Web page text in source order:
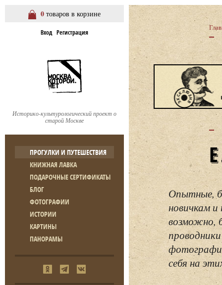
0 товаров в корзине
Вход Регистрация
Историко-культурологический проект о
старой Москве
ПРОГУЛКИ И ПУТЕШЕСТВИЯ
КНИЖНАЯ ЛАВКА
ПОДАРОЧНЫЕ СЕРТИФИКАТЫ
БЛОГ
ФОТОГРАФИИ
ИСТОРИИ
КАРТИНЫ
ПАНОРАМЫ
Опытные,
новичкам
возможно,
себя на